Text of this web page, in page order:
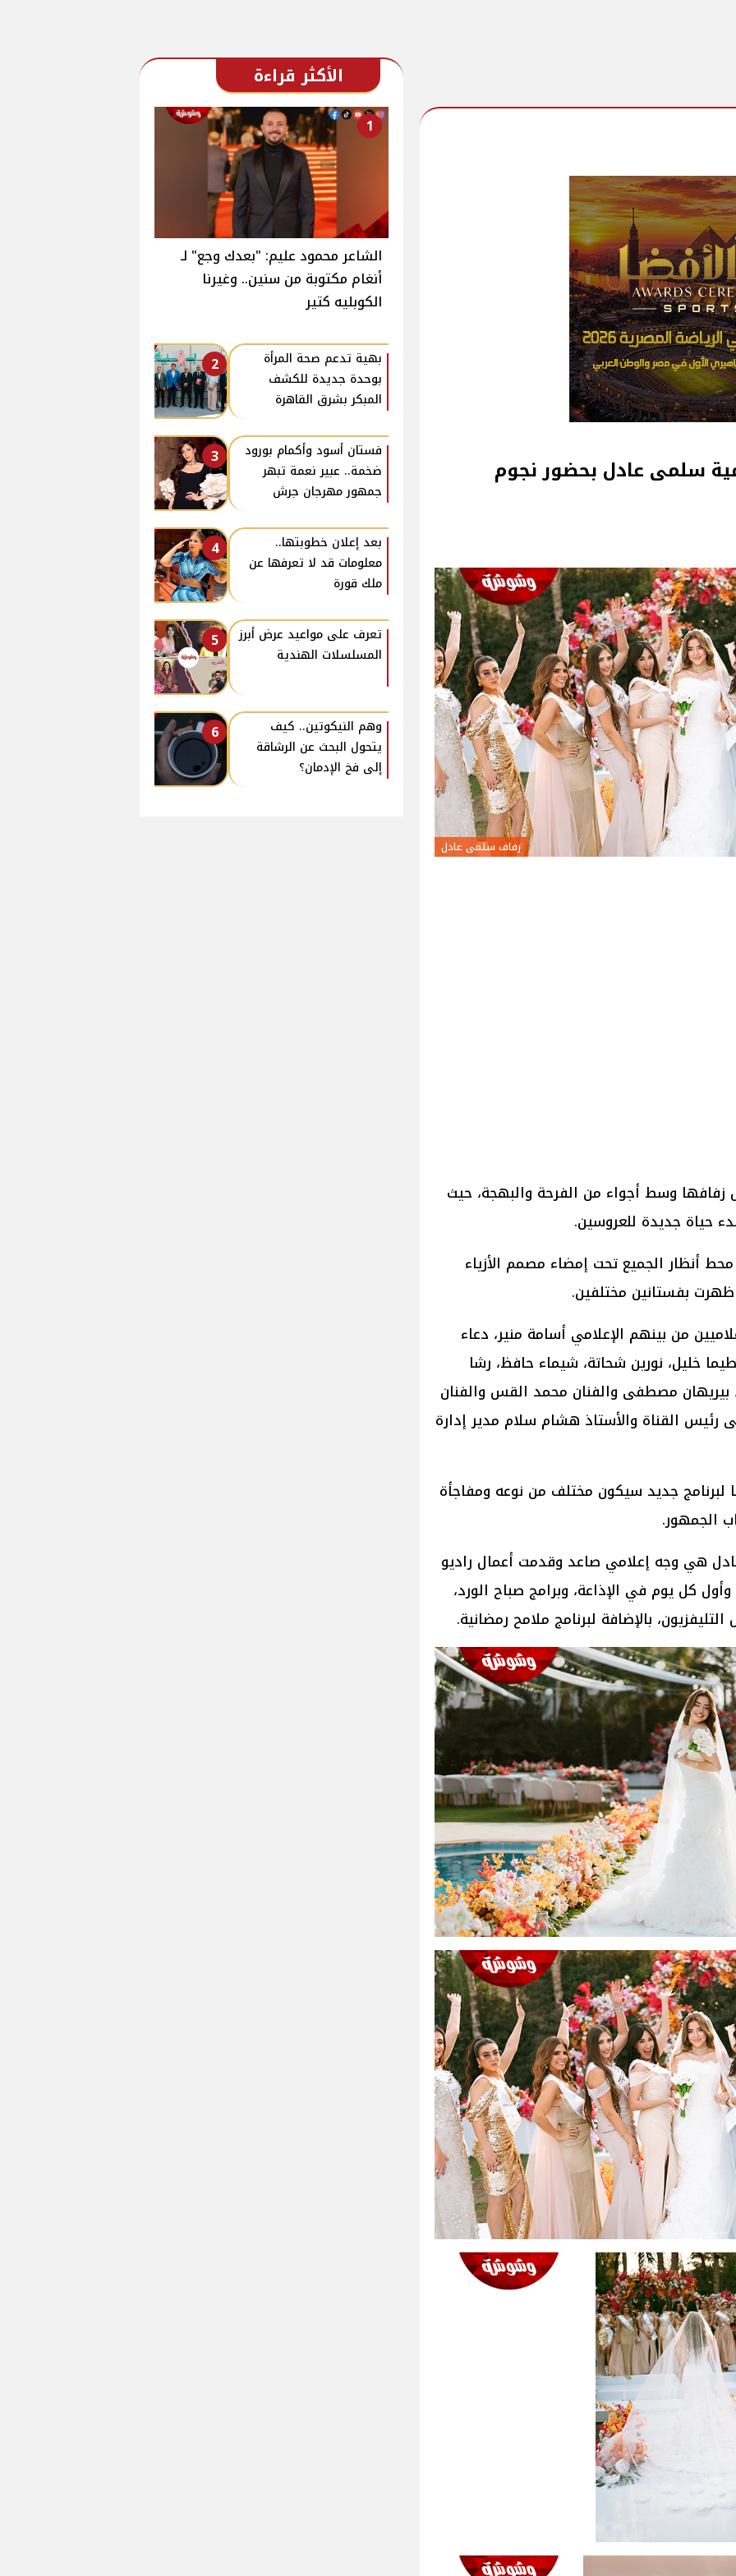
سلمى عادل بحضور نجوم
زفاف سلمى عادل
زفافها وسط أجواء من الفرحة والبهجة، حيث
حياة جديدة للعروسين.
أنظار الجميع تحت إمضاء مصمم الأزياء
بفستانين مختلفين.
من بينهم الإعلامي أسامة منير، دعاء
خليل، نورين شحاتة، شيماء حافظ، رشا
بيريهان مصطفى والفنان محمد القس والفنان
رئيس القناة والأستاذ هشام سلام مدير إدارة
جديد سيكون مختلف من نوعه ومفاجأة
الجمهور.
هي وجه إعلامي صاعد وقدمت أعمال راديو
كل يوم في الإذاعة، وبرامج صباح الورد،
بالإضافة لبرنامج ملامح رمضانية.
الأكثر قراءة
1
الشاعر محمود عليم: "بعدك وجع" لـ
أنغام مكتوبة من سنين.. وغيرنا
الكوبليه كتير
2
بهية تدعم صحة المرأة
بوحدة جديدة للكشف
المبكر بشرق القاهرة
3
فستان أسود وأكمام بورود
ضخمة.. عبير نعمة تبهر
جمهور مهرجان جرش
4
بعد إعلان خطوبتها..
معلومات قد لا تعرفها عن
ملك قورة
5
تعرف على مواعيد عرض أبرز
المسلسلات الهندية
6
وهم النيكوتين.. كيف
يتحول البحث عن الرشاقة
إلى فخ الإدمان؟